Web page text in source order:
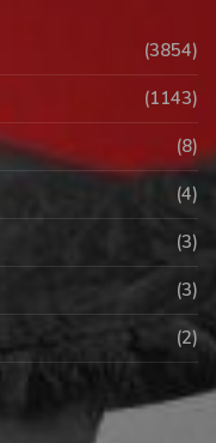
(3854)
(1143)
(8)
(4)
(3)
(3)
(2)